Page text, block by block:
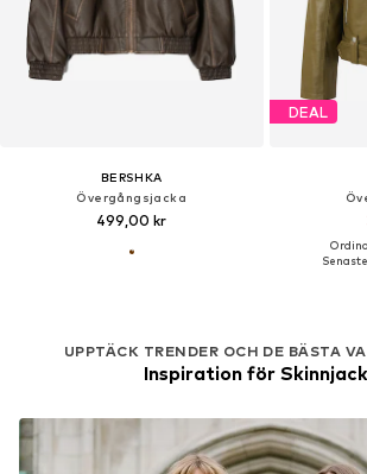
BERSHKA
Övergångsjacka
499,00 kr
DEAL
UPPTÄCK TRENDER OCH DE BÄSTA
Inspiration för